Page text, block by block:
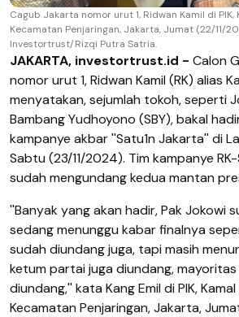
Cagub Jakarta nomor urut 1, Ridwan Kamil di PIK,
Kecamatan Penjaringan, Jakarta, Jumat (22/11/
Investortrust/Rizqi Putra Satria.
JAKARTA, investortrust.id - Calon
nomor urut 1, Ridwan Kamil (RK) alias
menyatakan, sejumlah tokoh, seperti
Bambang Yudhoyono (SBY), bakal
kampanye akbar ''Satu1n Jakarta'' di
Sabtu (23/11/2024). Tim kampanye
sudah mengundang kedua mantan
''Banyak yang akan hadir, Pak Jokowi
sedang menunggu kabar finalnya
sudah diundang juga, tapi masih
ketum partai juga diundang,
diundang,'' kata Kang Emil di PIK,
Kecamatan Penjaringan, Jakarta,